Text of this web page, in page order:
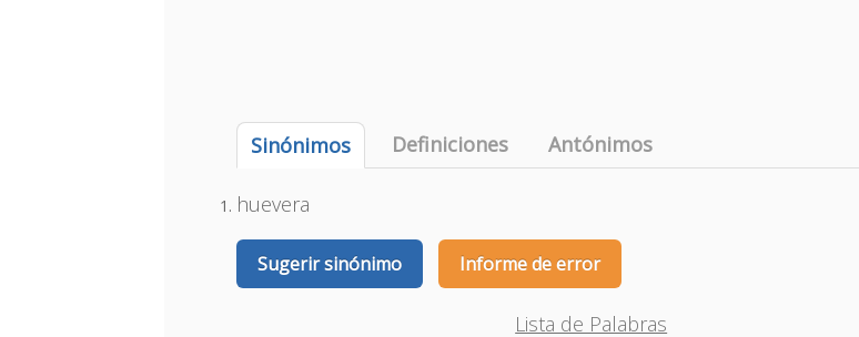
Sinónimos Definiciones Antónimos
huevera
Sugerir sinónimo Informe de error
Lista de Palabras